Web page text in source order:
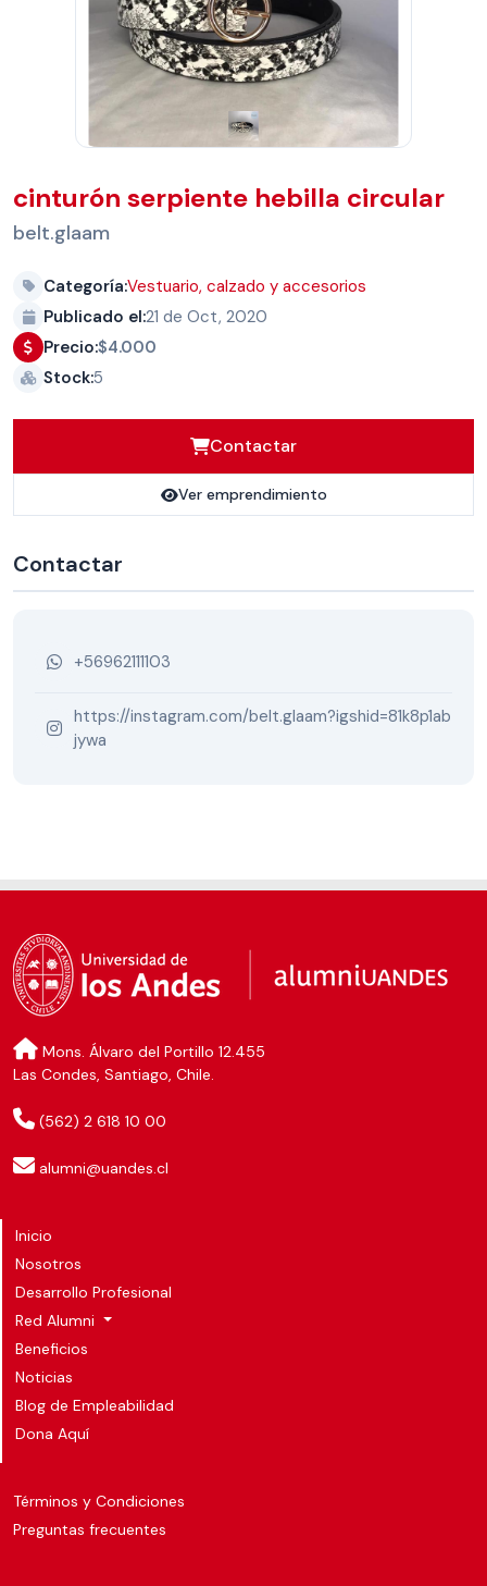
cinturón serpiente hebilla circular
belt.glaam
Categoría:Vestuario, calzado y accesorios
Publicado el:21 de Oct, 2020
Precio:$4.000
Stock:5
Contactar
Ver emprendimiento
Contactar
+56962111103
https://instagram.com/belt.glaam?igshid=81k8p1ab
jywa
Mons. Álvaro del Portillo 12.455
Las Condes, Santiago, Chile.
(562) 2 618 10 00
alumni@uandes.cl
Inicio
Nosotros
Desarrollo Profesional
Red Alumni
Beneficios
Noticias
Blog de Empleabilidad
Dona Aquí
Términos y Condiciones
Preguntas frecuentes